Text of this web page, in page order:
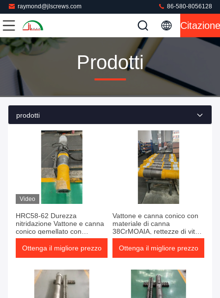
raymond@jlscrews.com 86-580-8056128
Citazione
Prodotti
prodotti
Video
HRC58-62 Durezza
nitridazione Vattone e canna
conico gemellato con
materiale 38CrMOAIA e
rettitudine di vite di 0,015 mm
Ottenga il migliore prezzo
Vattone e canna conico con
materiale di canna
38CrMOAIA, rettezze di vite
di 0,015 mm e trattamento di
nitrurazione HV≥900 per
Ottenga il migliore prezzo